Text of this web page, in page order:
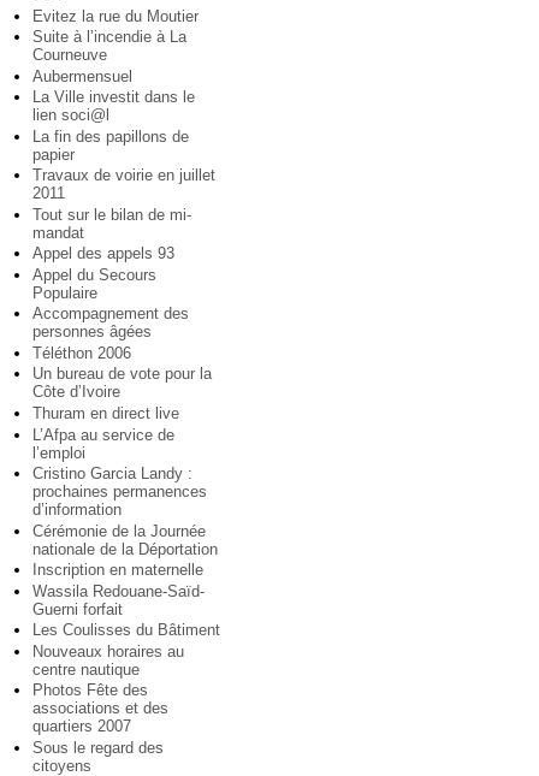
Evitez la rue du Moutier
Suite à l’incendie à La
Courneuve
Aubermensuel
La Ville investit dans le
lien soci@l
La fin des papillons de
papier
Travaux de voirie en juillet
2011
Tout sur le bilan de mi-
mandat
Appel des appels 93
Appel du Secours
Populaire
Accompagnement des
personnes âgées
Téléthon 2006
Un bureau de vote pour la
Côte d’Ivoire
Thuram en direct live
L’Afpa au service de
l’emploi
Cristino Garcia Landy :
prochaines permanences
d’information
Cérémonie de la Journée
nationale de la Déportation
Inscription en maternelle
Wassila Redouane-Saïd-
Guerni forfait
Les Coulisses du Bâtiment
Nouveaux horaires au
centre nautique
Photos Fête des
associations et des
quartiers 2007
Sous le regard des
citoyens